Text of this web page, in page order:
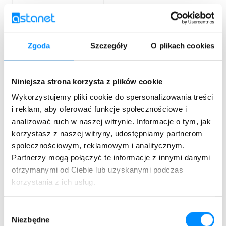
Zgoda Szczegóły O plikach cookies
Niniejsza strona korzysta z plików cookie
Wykorzystujemy pliki cookie do spersonalizowania treści
i reklam, aby oferować funkcje społecznościowe i
analizować ruch w naszej witrynie. Informacje o tym, jak
korzystasz z naszej witryny, udostępniamy partnerom
społecznościowym, reklamowym i analitycznym.
Partnerzy mogą połączyć te informacje z innymi danymi
otrzymanymi od Ciebie lub uzyskanymi podczas
korzystania z ich usług.
zgody
Niezbędne
Treść wiadomości SMS,
treść wiadomości MMS,
nie zostały przez Dostawcę
realizacją obowiązków lub
uprawnień, wynikających z
ustawy z dnia 28 lipca 2023
r. o zwalczaniu nad- użyć w
komunikacji elektronicznej
także
nie zostały przez Dostawcę